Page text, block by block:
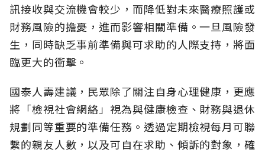
訊接收與交流機會較少，而降低對未來醫療照護或
財務風險的擔憂，進而影響相關準備。一旦風險發
生，同時缺乏事前準備與可求助的人際支持，將面
臨更大的衝擊。
國泰人壽建議，民眾除了關注自身心理健康，更應
將「檢視社會網絡」視為與健康檢查、財務與退休
規劃同等重要的準備任務。透過定期檢視每月可聯
繫的親友人數，以及可自在求助、傾訴的對象，確